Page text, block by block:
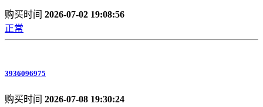
购买时间 2026-07-02 19:08:56
正常
3936096975
购买时间 2026-07-08 19:30:24